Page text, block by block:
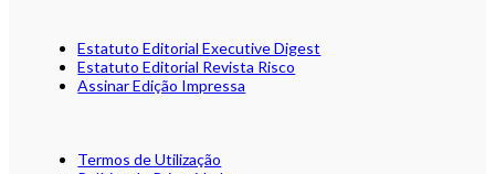
Estatuto Editorial Executive Digest
Estatuto Editorial Revista Risco
Assinar Edição Impressa
Termos de Utilização